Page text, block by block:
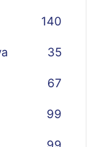
140
35
67
99